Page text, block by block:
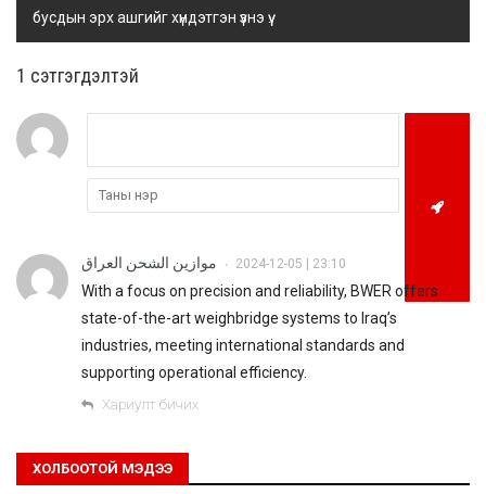
бусдын эрх ашгийг хүндэтгэн үзнэ үү.
1 сэтгэгдэлтэй
موازين الشحن العراق • 2024-12-05 | 23:10
With a focus on precision and reliability, BWER offers
state-of-the-art weighbridge systems to Iraq’s
industries, meeting international standards and
supporting operational efficiency.
Хариулт бичих
ХОЛБООТОЙ МЭДЭЭ